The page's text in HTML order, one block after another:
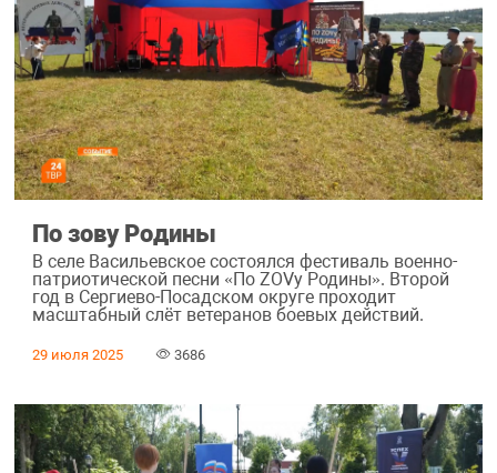
По зову Родины
В селе Васильевское состоялся фестиваль военно-
патриотической песни «По ZOVy Родины». Второй
год в Сергиево-Посадском округе проходит
масштабный слёт ветеранов боевых действий.
29 июля 2025 3686